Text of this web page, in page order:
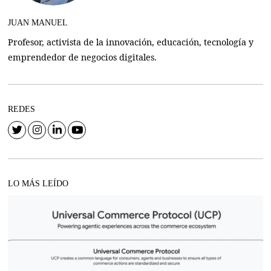
JUAN MANUEL
Profesor, activista de la innovación, educación, tecnología y
emprendedor de negocios digitales.
REDES
LO MÁS LEÍDO